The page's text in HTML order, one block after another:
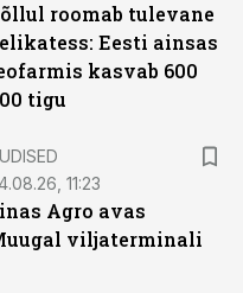
roomab tulevane
Eesti ainsas
kasvab 600
tigu
11:23
Agro avas
viljaterminali